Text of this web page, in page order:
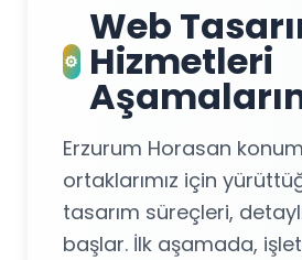
⚙️
Web
Hizmetleri
Erzurum Horasan
ortaklarımız için
tasarım süreçleri,
başlar. İlk aşamada,